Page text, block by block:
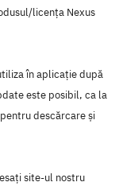
licenţa Nexus
în aplicaţie după
este posibil, ca la
descărcare şi
site-ul nostru